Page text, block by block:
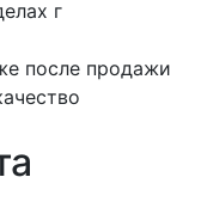
г
после продажи